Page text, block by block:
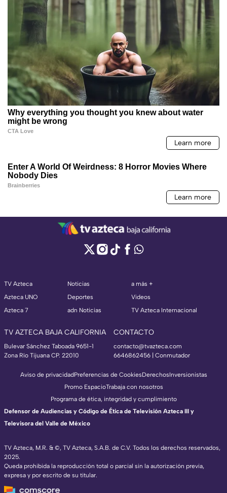
TV Azteca
Azteca UNO
Azteca 7
Noticias
Deportes
adn Noticias
a más +
Videos
TV Azteca Internacional
TV AZTECA BAJA CALIFORNIA
Bulevar Sánchez Taboada 9651-1
Zona Río Tijuana CP. 22010
CONTACTO
contacto@tvazteca.com
6646862456 | Conmutador
TV Azteca, M.R. & ©, TV Azteca, S.A.B. de C.V. Todos los derechos reservados,
2025.
Queda prohibida la reproducción total o parcial sin la autorización previa,
expresa y por escrito de su titular.
Aviso de privacidadPreferencias de CookiesDerechosInversionistas
Promo EspacioTrabaja con nosotros
Programa de ética, integridad y cumplimiento
Defensor de Audiencias y Código de Ética de Televisión Azteca III y
Televisora del Valle de México